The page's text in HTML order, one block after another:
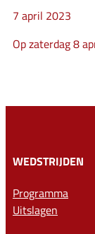
7 april 2023
Op zaterdag 8
WEDSTRIJDEN
Programma
Uitslagen